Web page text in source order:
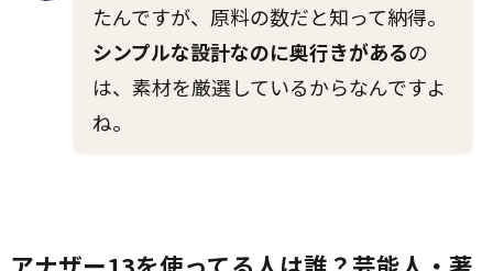
たんですが、原料の数だと知って納得。
シンプルな設計なのに奥行きがあるの
は、素材を厳選しているからなんですよ
ね。